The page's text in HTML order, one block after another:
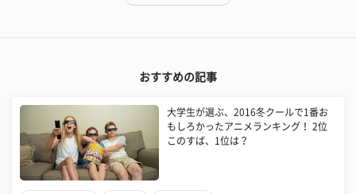
おすすめの記事
大学生が選ぶ、2016冬クールで1番お
もしろかったアニメランキング！ 2位
このすば、1位は？